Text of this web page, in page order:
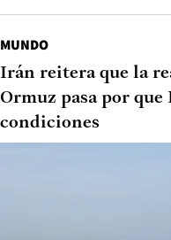
MUNDO
Irán reitera que la
Ormuz pasa por que
condiciones